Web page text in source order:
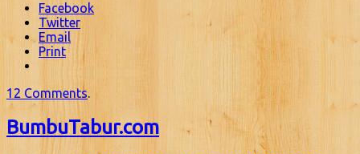
Facebook
Twitter
Email
Print
12 Comments.
BumbuTabur.com